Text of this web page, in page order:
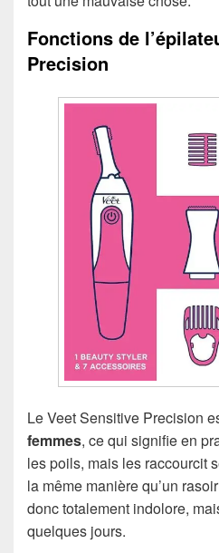
Fonctions de
Precision
Le Veet Sensitive Precision
femmes, ce qui signifie en
les poils, mais les raccourcit
la même manière qu’un
donc totalement indolore,
quelques jours.